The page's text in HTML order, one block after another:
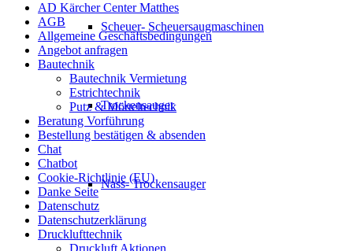
Scheuer- Scheuersaugmaschinen
Trockensauger
Nass- Trockensauger
AD Kärcher Center Matthes
AGB
Allgemeine Geschäftsbedingungen
Angebot anfragen
Bautechnik
Bautechnik Vermietung
Estrichtechnik
Putz & Mörteltechnik
Beratung Vorführung
Bestellung bestätigen & absenden
Chat
Chatbot
Cookie-Richtlinie (EU)
Danke Seite
Datenschutz
Datenschutzerklärung
Drucklufttechnik